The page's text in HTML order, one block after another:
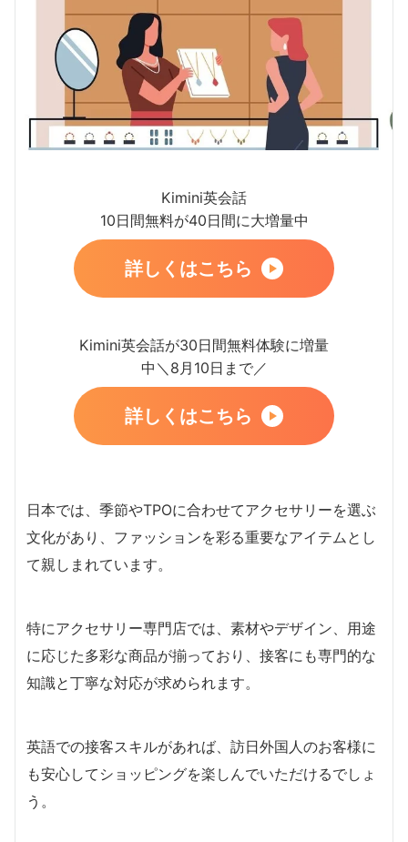
Kimini英会話
10日間無料が40日間に大増量中
詳しくはこちら
Kimini英会話が30日間無料体験に増量
中＼8月10日まで／
詳しくはこちら
日本では、季節やTPOに合わせてアクセサリーを選ぶ
文化があり、ファッションを彩る重要なアイテムとし
て親しまれています。
特にアクセサリー専門店では、素材やデザイン、用途
に応じた多彩な商品が揃っており、接客にも専門的な
知識と丁寧な対応が求められます。
英語での接客スキルがあれば、訪日外国人のお客様に
も安心してショッピングを楽しんでいただけるでしょ
う。